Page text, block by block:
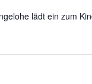
lädt ein zum